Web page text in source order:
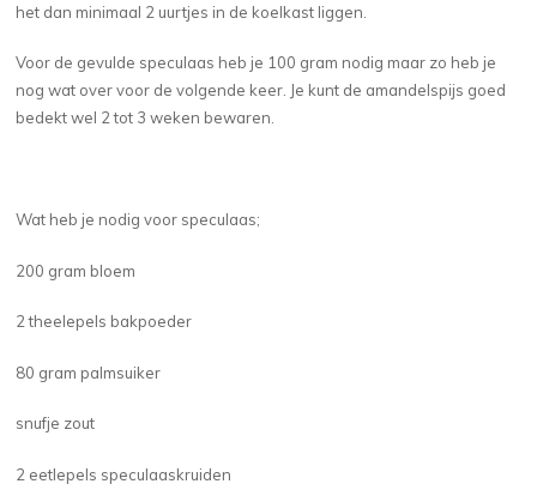
het dan minimaal 2 uurtjes in de koelkast liggen.
Voor de gevulde speculaas heb je 100 gram nodig maar zo heb je
nog wat over voor de volgende keer. Je kunt de amandelspijs goed
bedekt wel 2 tot 3 weken bewaren.
Wat heb je nodig voor speculaas;
200 gram bloem
2 theelepels bakpoeder
80 gram palmsuiker
snufje zout
2 eetlepels speculaaskruiden